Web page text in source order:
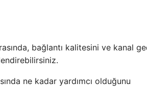
bağlantı kalitesini ve kanal
ne kadar yardımcı olduğunu